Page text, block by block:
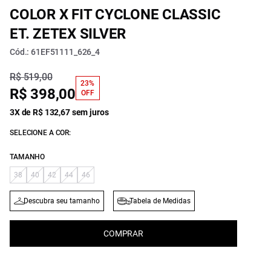
COLOR X FIT CYCLONE CLASSIC
ET. ZETEX SILVER
Cód.: 61EF51111_626_4
R$ 519,00
R$ 398,00
23%
OFF
3X de R$ 132,67 sem juros
SELECIONE A COR:
TAMANHO
38 40 42 44 46
Descubra seu tamanho Tabela de Medidas
COMPRAR